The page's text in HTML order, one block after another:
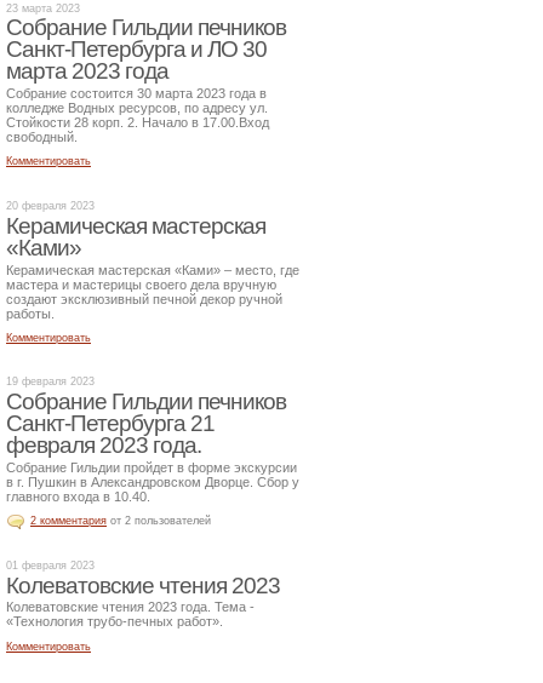
23 марта 2023
Собрание Гильдии печников
Санкт-Петербурга и ЛО 30
марта 2023 года
Собрание состоится 30 марта 2023 года в
колледже Водных ресурсов, по адресу ул.
Стойкости 28 корп. 2. Начало в 17.00.Вход
свободный.
Комментировать
20 февраля 2023
Керамическая мастерская
«Ками»
Керамическая мастерская «Ками» – место, где
мастера и мастерицы своего дела вручную
создают эксклюзивный печной декор ручной
работы.
Комментировать
19 февраля 2023
Собрание Гильдии печников
Санкт-Петербурга 21
февраля 2023 года.
Собрание Гильдии пройдет в форме экскурсии
в г. Пушкин в Александровском Дворце. Сбор у
главного входа в 10.40.
2 комментария от 2 пользователей
01 февраля 2023
Колеватовские чтения 2023
Колеватовские чтения 2023 года. Тема -
«Технология трубо-печных работ».
Комментировать